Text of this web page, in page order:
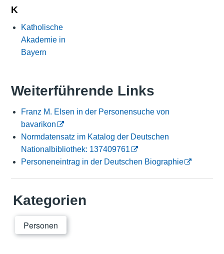
K
Katholische
Akademie in
Bayern
Weiterführende Links
Franz M. Elsen in der Personensuche von
bavarikon
Normdatensatz im Katalog der Deutschen
Nationalbibliothek: 137409761
Personeneintrag in der Deutschen Biographie
Kategorien
Personen